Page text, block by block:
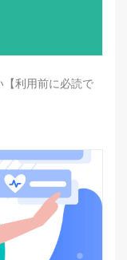
【利用前に必読で